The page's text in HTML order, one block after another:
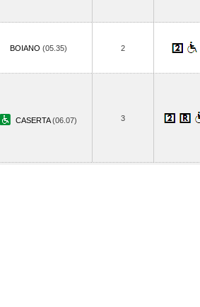
BOIANO (05.35) 2
CASERTA(06.07) 3